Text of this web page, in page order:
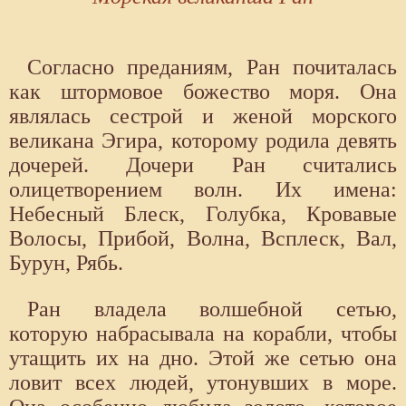
Согласно преданиям, Ран почиталась
как штормовое божество моря. Она
являлась сестрой и женой морского
великана Эгира, которому родила девять
дочерей. Дочери Ран считались
олицетворением волн. Их имена:
Небесный Блеск, Голубка, Кровавые
Волосы, Прибой, Волна, Всплеск, Вал,
Бурун, Рябь.
Ран владела волшебной сетью,
которую набрасывала на корабли, чтобы
утащить их на дно. Этой же сетью она
ловит всех людей, утонувших в море.